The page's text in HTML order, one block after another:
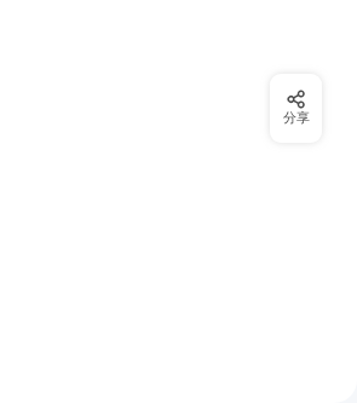
分享